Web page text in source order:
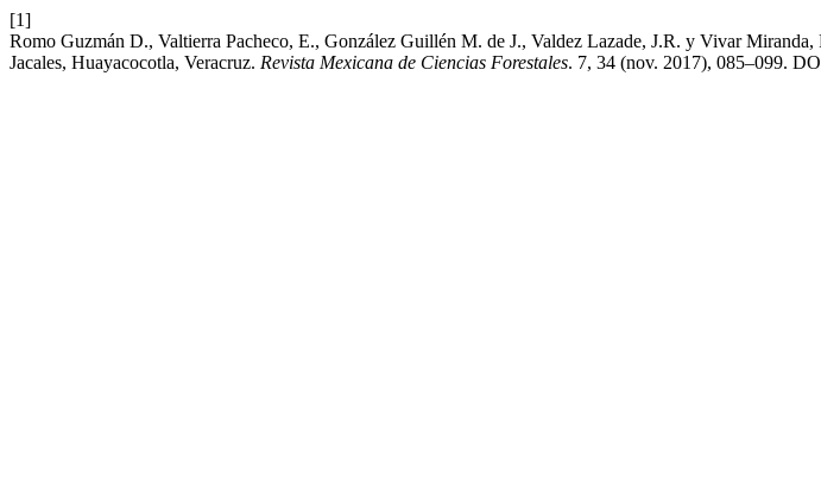
[1]
Romo Guzmán D., Valtierra Pacheco, E., González Guillén M. de J., Valdez Lazade, J.R. y Vivar
Jacales, Huayacocotla, Veracruz. Revista Mexicana de Ciencias Forestales. 7, 34 (nov. 2017), 085–099.